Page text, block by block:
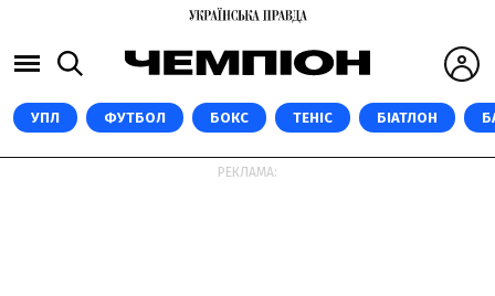
УПЛ ФУТБОЛ БОКС ТЕНІС БІАТЛОН
РЕКЛАМА: